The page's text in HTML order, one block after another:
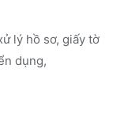
lý hồ sơ, giấy tờ
dụng,